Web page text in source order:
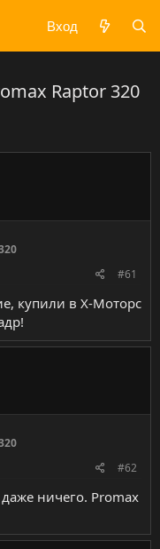
Вход
Raptor 320
#61
купили в Х-Моторс
#62
ничего. Promax